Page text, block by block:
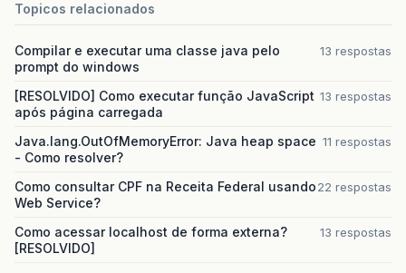
Topicos relacionados
Compilar e executar uma classe java pelo
prompt do windows
13 respostas
[RESOLVIDO] Como executar função JavaScript
após página carregada
13 respostas
Java.lang.OutOfMemoryError: Java heap space
- Como resolver?
11 respostas
Como consultar CPF na Receita Federal usando
Web Service?
22 respostas
Como acessar localhost de forma externa?
[RESOLVIDO]
13 respostas